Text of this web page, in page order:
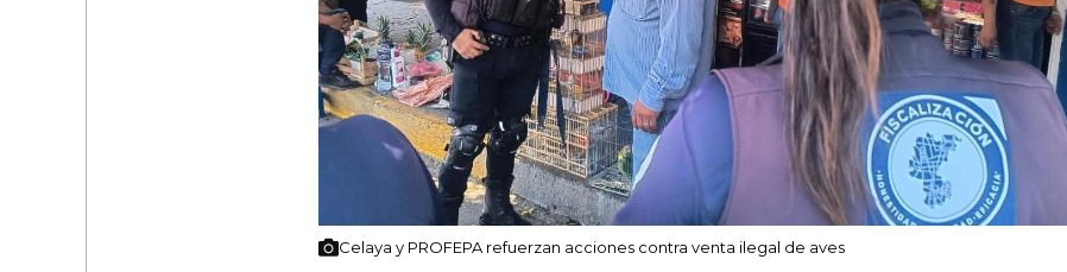
Celaya y PROFEPA refuerzan acciones contra venta ilegal de aves